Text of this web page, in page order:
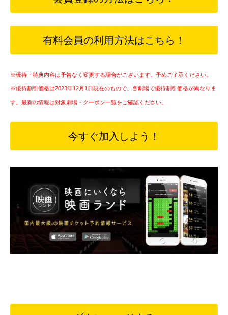
有料会員の利用方法はこちら！
※優待・特典内容は予告なく変更する場合がございます。予めご了承ください。
※優待割引価格は2023年12月1日現在のもので、各劇場で優待割引価格が異なりま
す。最新の情報は対象劇場・クーポン一覧をご確認ください。
今すぐ加入しよう！